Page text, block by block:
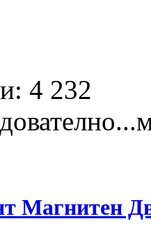
4 232
Магнитен